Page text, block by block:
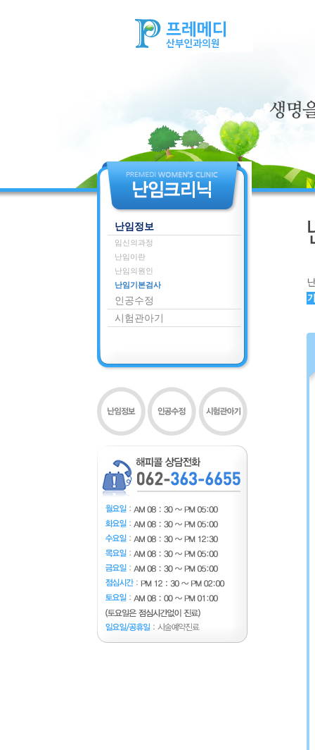
난임정보
임신의과정
난임이란
난임의원인
난임기본검사
인공수정
시험관아기